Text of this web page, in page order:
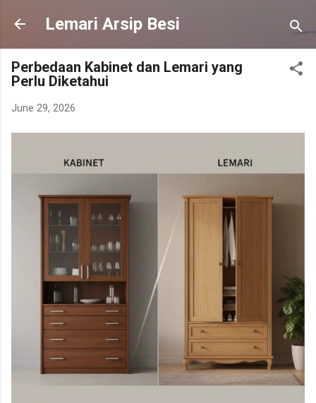
Skip to main content
Lemari Arsip Besi
Perbedaan Kabinet dan Lemari yang
Perlu Diketahui
June 29, 2026